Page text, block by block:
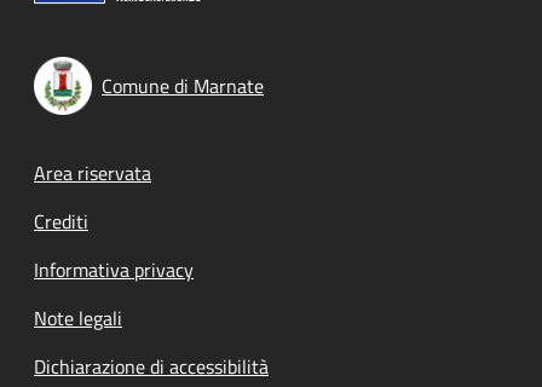
Comune di Marnate
Footer menu
Area riservata
Crediti
Informativa privacy
Note legali
Dichiarazione di accessibilità